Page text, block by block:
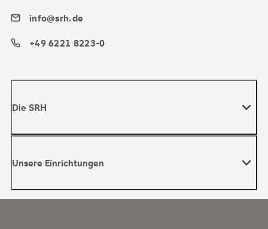
Die SRH
Management
Aufsichtsrat
Unsere Einrichtungen
Hochschulen & Universität
info@srh.de
+49 6221 8223-0